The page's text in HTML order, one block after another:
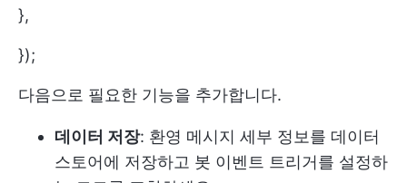
},
});
다음으로 필요한 기능을 추가합니다.
데이터 저장: 환영 메시지 세부 정보를 데이터
스토어에 저장하고 봇 이벤트 트리거를 설정하